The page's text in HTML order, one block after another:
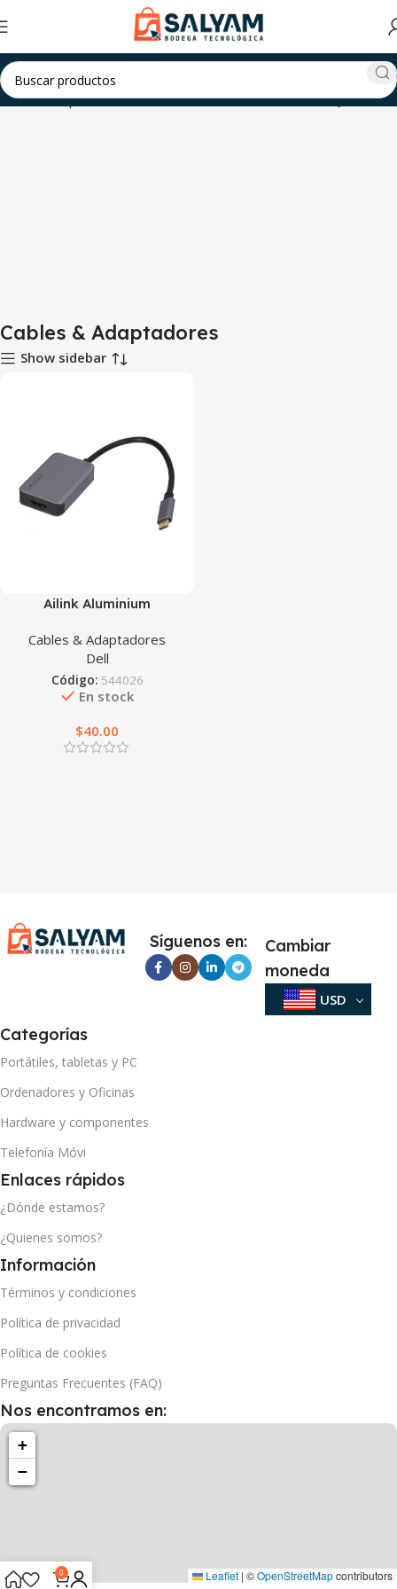
& Componentes Hardware & Otros Cables & Adaptadores
Cables & Adaptadores
Show sidebar
Ailink Aluminium
Cables & Adaptadores
Dell
Código: 544026
En stock
$40.00
Síguenos en:
Cambiar
moneda
USD
Categorías
Portátiles, tabletas y PC
Ordenadores y Oficinas
Hardware y componentes
Telefonía Móvi
Enlaces rápidos
¿Dónde estamos?
¿Quienes somos?
Información
Términos y condiciones
Política de privacidad
Política de cookies
Preguntas Frecuentes (FAQ)
Nos encontramos en:
+
−
Leaflet | ©OpenStreetMapcontributors
0